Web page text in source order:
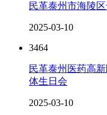
民革泰州市海陵
2025-03-10
3464
民革泰州医药高
体生日会
2025-03-10